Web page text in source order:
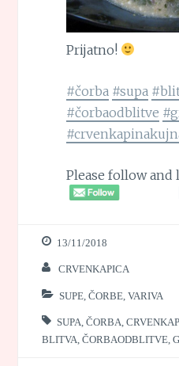
Prijatno!
#čorba #supa
#čorbaodblitve
Please follow and
13/11/2018
CRVENKAPICA
SUPE, ČORBE, VARIVA
SUPA ,ČORBA ,
BLITVA ,ČORBAODBLITVE ,